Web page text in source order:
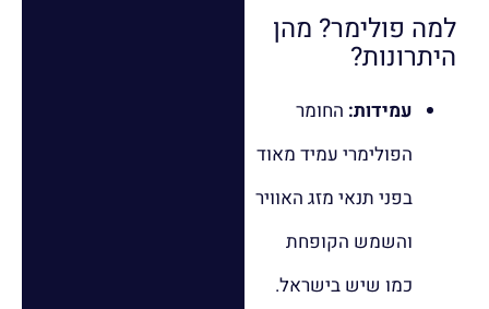
למה פולימר? מהן
היתרונות?
עמידות: החומר
הפולימרי עמיד מאוד
בפני תנאי מזג האוויר
והשמש הקופחת
כמו שיש בישראל.